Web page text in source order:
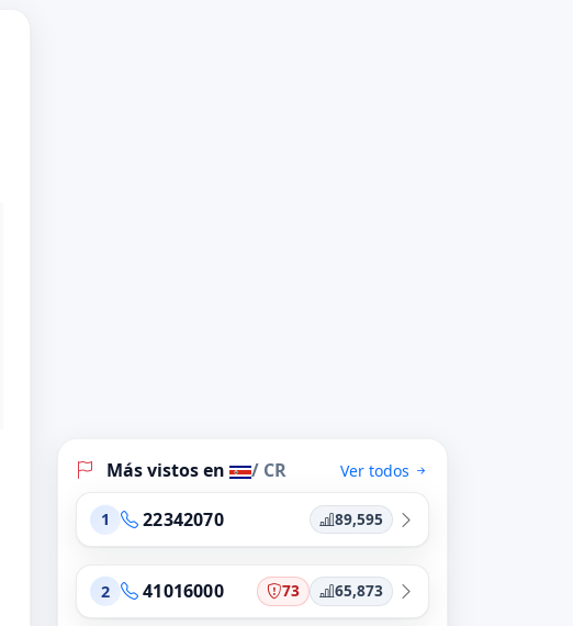
Más vistos en / CR Ver todos
1 22342070 89,595
2 41016000 73 65,873